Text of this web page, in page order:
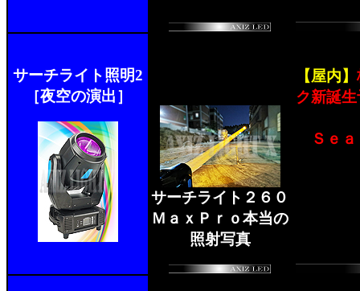
サーチライト照明2
［夜空の演出］
サーチライト２６０
ＭａｘＰｒｏ本当の
照射写真
【屋内】
ク新誕
Ｓｅ